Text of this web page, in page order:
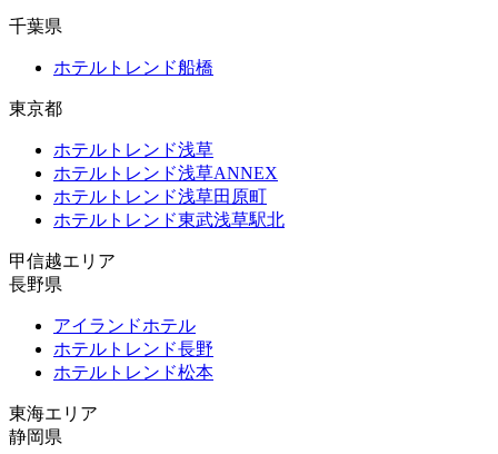
千葉県
ホテルトレンド船橋
東京都
ホテルトレンド浅草
ホテルトレンド浅草ANNEX
ホテルトレンド浅草田原町
ホテルトレンド東武浅草駅北
甲信越エリア
長野県
アイランドホテル
ホテルトレンド長野
ホテルトレンド松本
東海エリア
静岡県